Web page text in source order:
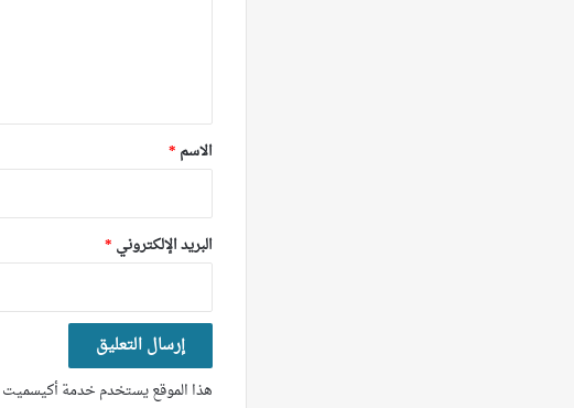
*
الاسم *
البريد الإلكتروني *
هذا الموقع يستخدم خدمة أكيسميت